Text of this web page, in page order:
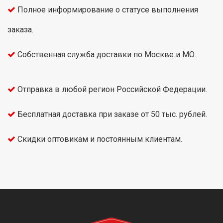
Полное информирование о статусе выполнения
заказа.
Собственная служба доставки по Москве и МО.
Отправка в любой регион Российской Федерации.
Бесплатная доставка при заказе от 50 тыс. рублей.
Скидки оптовикам и постоянным клиентам.